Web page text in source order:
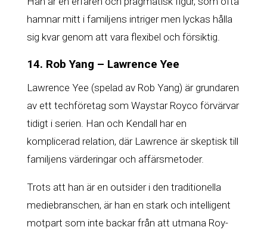
hamnar mitt i familjens intriger men lyckas hålla
sig kvar genom att vara flexibel och försiktig.
14. Rob Yang – Lawrence Yee
Lawrence Yee (spelad av Rob Yang) är grundaren
av ett techföretag som Waystar Royco förvärvar
tidigt i serien. Han och Kendall har en
komplicerad relation, där Lawrence är skeptisk till
familjens värderingar och affärsmetoder.
Trots att han är en outsider i den traditionella
mediebranschen, är han en stark och intelligent
motpart som inte backar från att utmana Roy-